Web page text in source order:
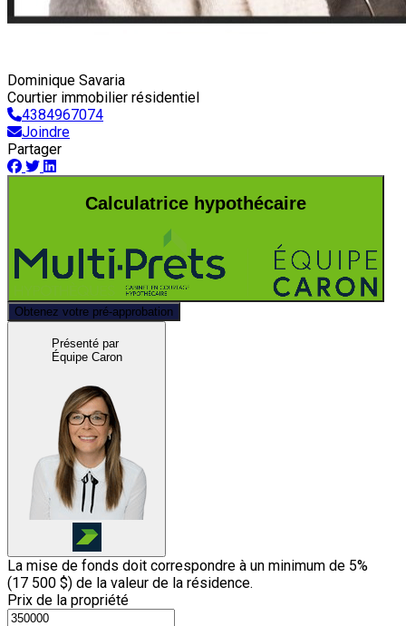
Dominique Savaria
Courtier immobilier résidentiel
4384967074
Joindre
Partager
Calculatrice hypothécaire
Obtenez votre pré-approbation
Présenté par
Équipe Caron
La mise de fonds doit correspondre à un minimum de 5%
(17 500 $) de la valeur de la résidence.
Prix de la propriété